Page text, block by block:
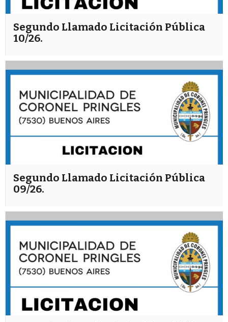
Segundo Llamado Licitación Pública
10/26.
Segundo Llamado Licitación Pública
09/26.